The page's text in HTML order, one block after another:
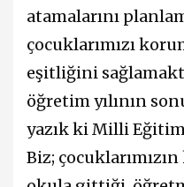
atamalarını
çocuklarımızı
eşitliğini
öğretim yılının
yazık ki Milli
Biz;